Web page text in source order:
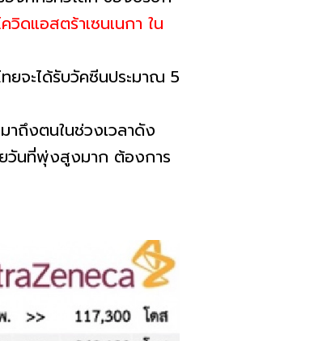
วิดแอสตร้าเซนเนกา ใน
ยจะได้รับวัคซีนประมาณ 5
ถึงตนในช่วงเวลาดัง
วันที่พุ่งสูงมาก ต้องการ